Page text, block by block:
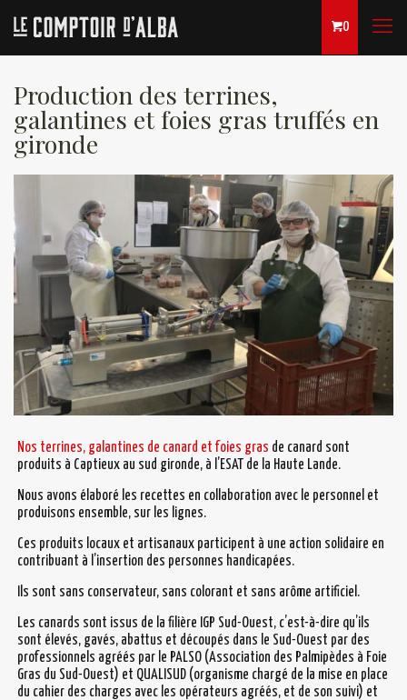
0
Production des terrines,
galantines et foies gras truffés en
gironde
Nos terrines, galantines de canard et foies gras de canard sont
produits à Captieux au sud gironde, à l’ESAT de la Haute Lande.
Nous avons élaboré les recettes en collaboration avec le personnel et
produisons ensemble, sur les lignes.
Ces produits locaux et artisanaux participent à une action solidaire en
contribuant à l’insertion des personnes handicapées.
Ils sont sans conservateur, sans colorant et sans arôme artificiel.
Les canards sont issus de la filière IGP Sud-Ouest, c’est-à-dire qu’ils
sont élevés, gavés, abattus et découpés dans le Sud-Ouest par des
professionnels agréés par le PALSO (Association des Palmipèdes à Foie
Gras du Sud-Ouest) et QUALISUD (organisme chargé de la mise en place
du cahier des charges avec les opérateurs agréés, et de son suivi) et